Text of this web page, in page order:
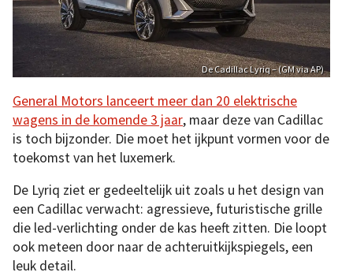
De Cadillac Lyriq – (GM via AP)
General Motors lanceert meer dan 20 elektrische
wagens in de komende 3 jaar, maar deze van Cadillac
is toch bijzonder. Die moet het ijkpunt vormen voor de
toekomst van het luxemerk.
De Lyriq ziet er gedeeltelijk uit zoals u het design van
een Cadillac verwacht: agressieve, futuristische grille
die led-verlichting onder de kas heeft zitten. Die loopt
ook meteen door naar de achteruitkijkspiegels, een
leuk detail.